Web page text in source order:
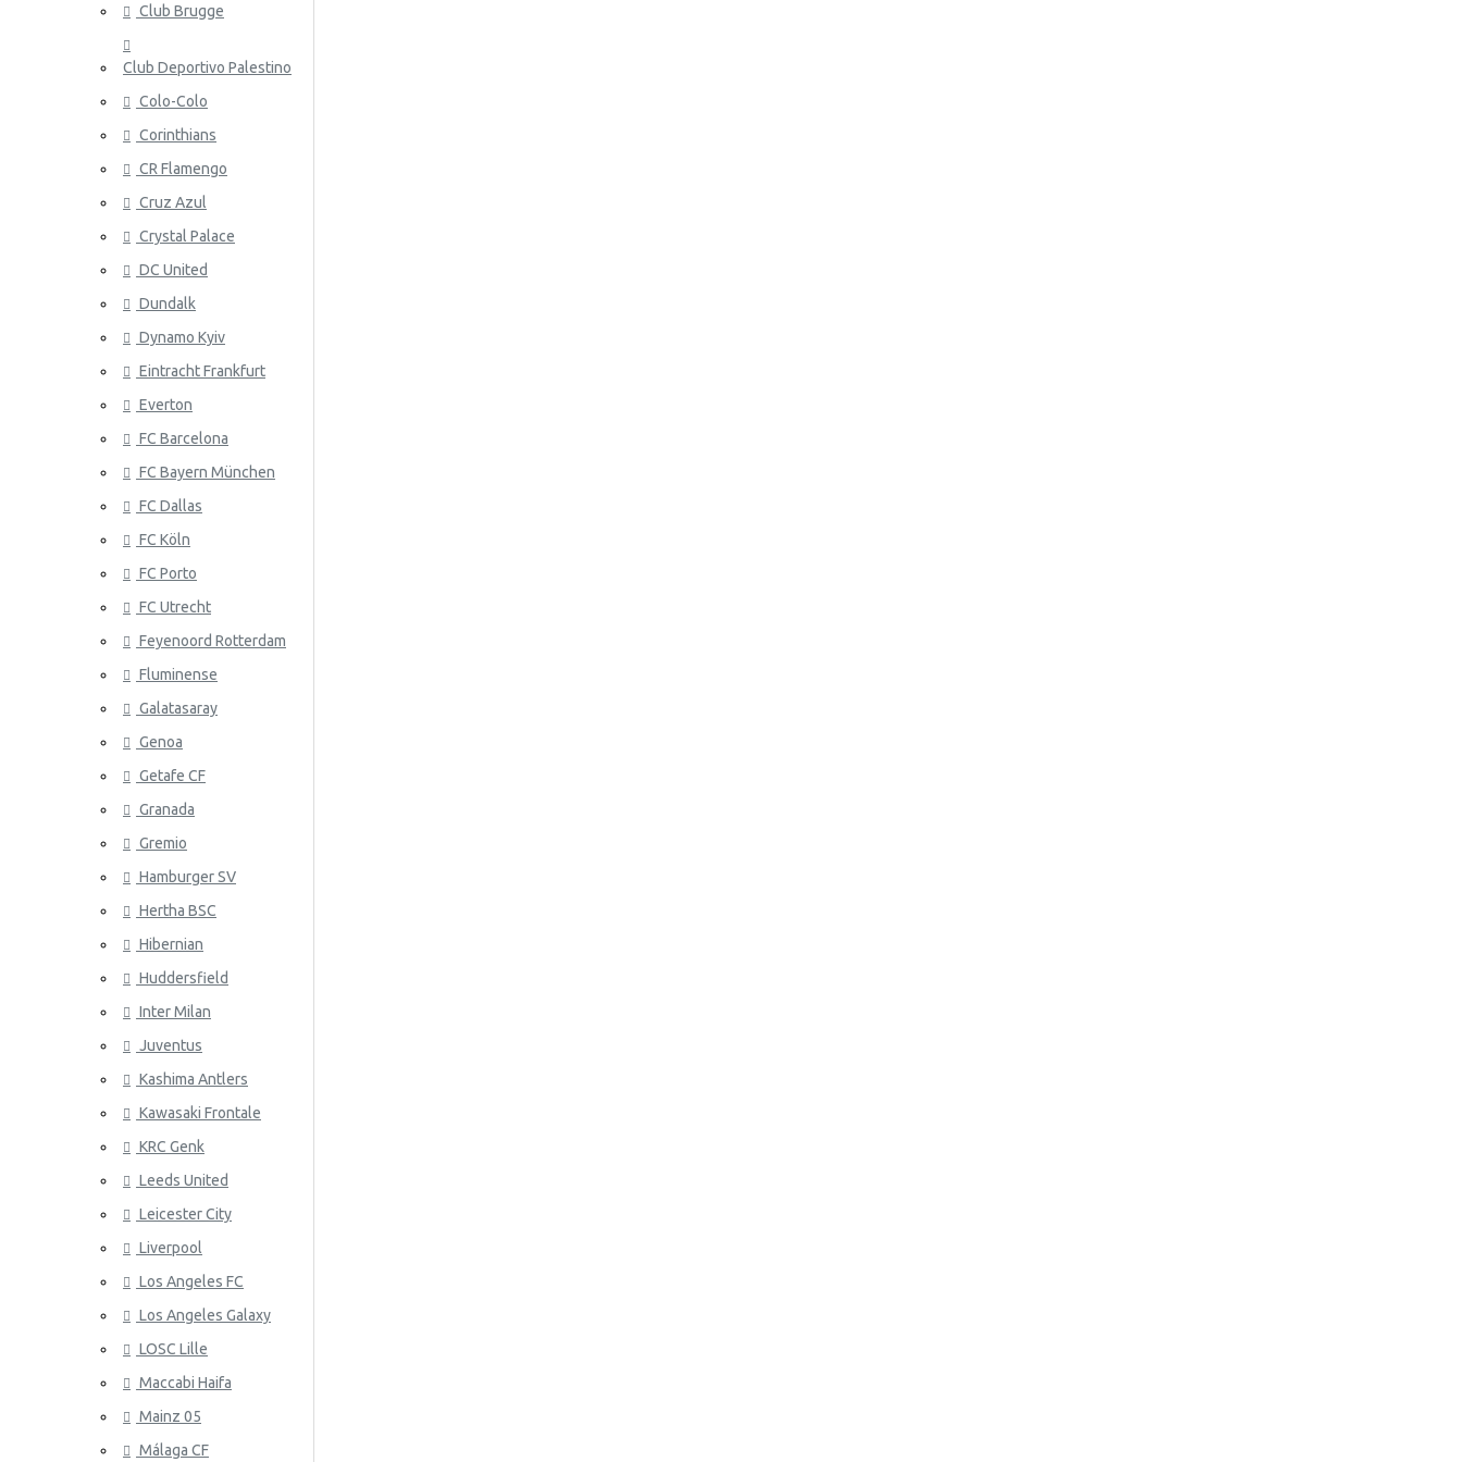
Panama
Portugali
Qatar
Venäjä
Saudi-Arabia
Senegal
Serbia
Slovakia
Espanja
Ruotsi
Tunisia
Turkki
Ukraina
Venezuela
Wales
Club Brugge
Club Deportivo Palestino
Colo-Colo
Corinthians
CR Flamengo
Cruz Azul
Crystal Palace
DC United
Dundalk
Dynamo Kyiv
Eintracht Frankfurt
Everton
FC Barcelona
FC Bayern München
FC Dallas
FC Köln
FC Porto
FC Utrecht
Feyenoord Rotterdam
Fluminense
Galatasaray
Genoa
Getafe CF
Granada
Gremio
Hamburger SV
Hertha BSC
Hibernian
Huddersfield
Inter Milan
Juventus
Kashima Antlers
Kawasaki Frontale
KRC Genk
Leeds United
Leicester City
Liverpool
Los Angeles FC
Los Angeles Galaxy
LOSC Lille
Maccabi Haifa
Mainz 05
Málaga CF